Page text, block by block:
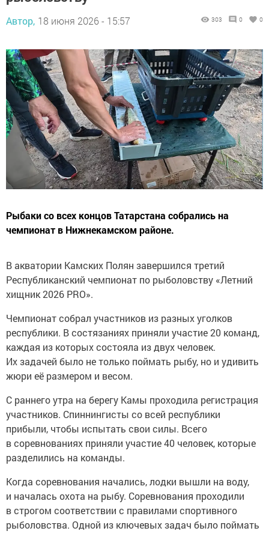
Автор, 18 июня 2026 - 15:57 303 0 0
Рыбаки со всех концов Татарстана собрались на
чемпионат в Нижнекамском районе.
В акватории Камских Полян завершился третий
Республиканский чемпионат по рыболовству «Летний
хищник 2026 PRO».
Чемпионат собрал участников из разных уголков
республики. В состязаниях приняли участие 20 команд,
каждая из которых состояла из двух человек.
Их задачей было не только поймать рыбу, но и удивить
жюри её размером и весом.
С раннего утра на берегу Камы проходила регистрация
участников. Спиннингисты со всей республики
прибыли, чтобы испытать свои силы. Всего
в соревнованиях приняли участие 40 человек, которые
разделились на команды.
Когда соревнования начались, лодки вышли на воду,
и началась охота на рыбу. Соревнования проходили
в строгом соответствии с правилами спортивного
рыболовства. Одной из ключевых задач было поймать